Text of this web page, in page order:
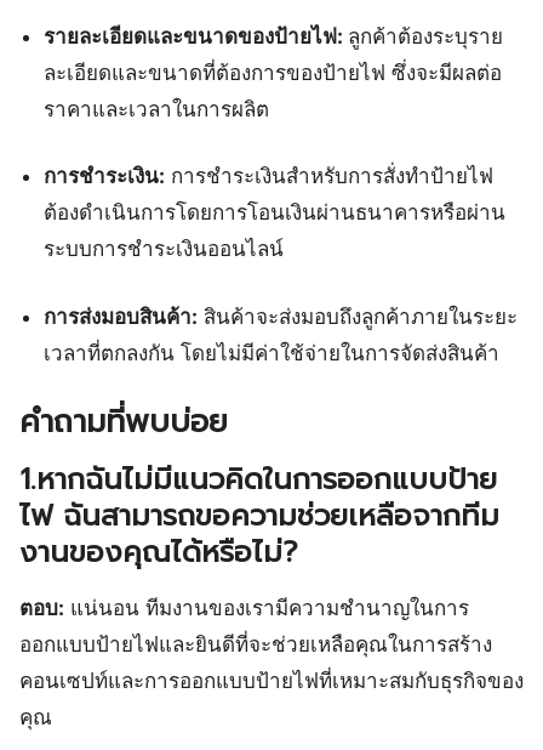
รายละเอียดและขนาดของป้ายไฟ: ลูกค้าต้องระบุราย
ละเอียดและขนาดที่ต้องการของป้ายไฟ ซึ่งจะมีผลต่อ
ราคาและเวลาในการผลิต
การชำระเงิน: การชำระเงินสำหรับการสั่งทำป้ายไฟ
ต้องดำเนินการโดยการโอนเงินผ่านธนาคารหรือผ่าน
ระบบการชำระเงินออนไลน์
การส่งมอบสินค้า: สินค้าจะส่งมอบถึงลูกค้าภายในระยะ
เวลาที่ตกลงกัน โดยไม่มีค่าใช้จ่ายในการจัดส่งสินค้า
คำถามที่พบบ่อย
1.หากฉันไม่มีแนวคิดในการออกแบบป้าย
ไฟ ฉันสามารถขอความช่วยเหลือจากทีม
งานของคุณได้หรือไม่?
ตอบ: แน่นอน ทีมงานของเรามีความชำนาญในการ
ออกแบบป้ายไฟและยินดีที่จะช่วยเหลือคุณในการสร้าง
คอนเซปท์และการออกแบบป้ายไฟที่เหมาะสมกับธุรกิจของ
คุณ